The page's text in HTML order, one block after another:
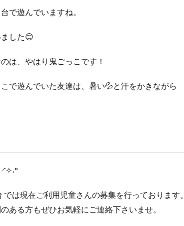
で遊んでいますね。
した😊
は、やはり鬼ごっこです！
で遊んでいた友達は、暑い💦と汗をかきながら
は現在ご利用児童さんの募集を行っております。
ある方もぜひお気軽にご連絡下さいませ。